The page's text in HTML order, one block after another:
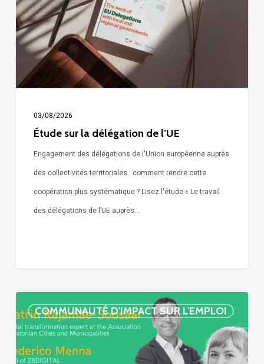
de
l’UE
03/08/2026
Étude sur la délégation de l’UE
Engagement des délégations de l'Union européenne auprès
des collectivités territoriales : comment rendre cette
coopération plus systématique ? Lisez l'étude « Le travail
des délégations de l’UE auprès…
COMMUNAUTÉ D'IMPACT SUR L'EMPLOI
Simone »
épisode
: